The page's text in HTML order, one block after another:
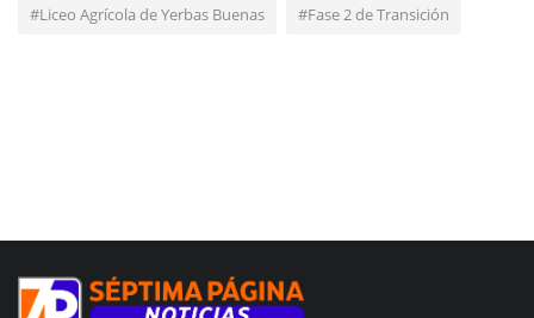
#Liceo Agrícola de Yerbas Buenas #Fase 2 de Transición